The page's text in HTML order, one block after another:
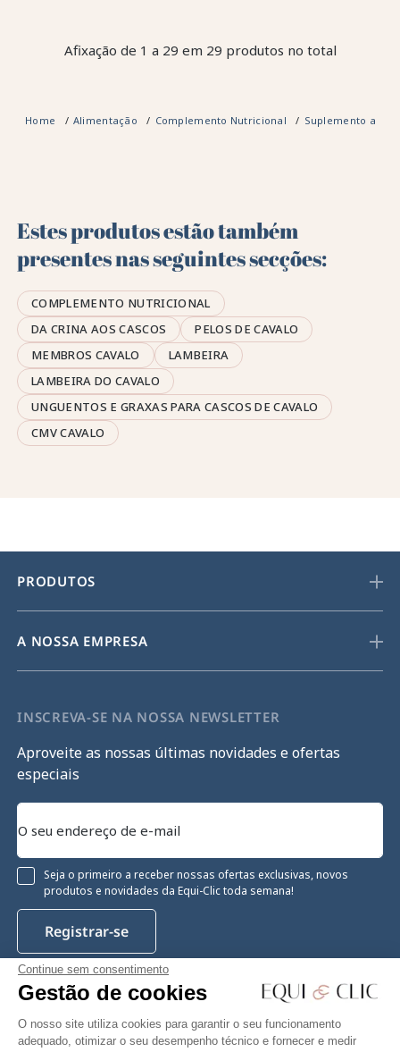
Continue sem consentimento
Gestão de cookies
O nosso site utiliza cookies para garantir o seu funcionamento
adequado, otimizar o seu desempenho técnico e fornecer e medir
Afixação de 1 a 29 em 29 produtos no total
Home Alimentação Complemento Nutricional Suplemento
Estes produtos estão também
presentes nas seguintes secções:
COMPLEMENTO NUTRICIONAL
DA CRINA AOS CASCOS
PELOS DE CAVALO
MEMBROS CAVALO
LAMBEIRA
LAMBEIRA DO CAVALO
UNGUENTOS E GRAXAS PARA CASCOS DE CAVALO
CMV CAVALO
PRODUTOS
A NOSSA EMPRESA
INSCREVA-SE NA NOSSA NEWSLETTER
Aproveite as nossas últimas novidades e ofertas
especiais
Seja o primeiro a receber nossas ofertas exclusivas, novos
produtos e novidades da Equi-Clic toda semana!
Registrar-se
Facebook Twitter
YouTube
Pinterest
Instagram